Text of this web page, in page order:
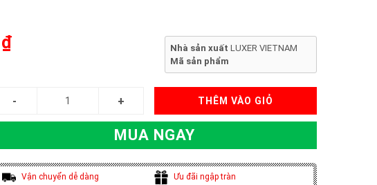
Nhà sản xuất LUXER VIETNAM
Mã sản phẩm
THÊM VÀO GIỎ
MUA NGAY
Vận chuyển dễ dàng
Ưu đãi ngập tràn